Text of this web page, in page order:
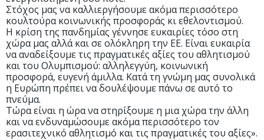
Στόχος μας να καλλιεργήσουμε ακόμα περισσότερο
κουλτούρα κοινωνικής προσφοράς κι εθελοντισμού.
Η κρίση της πανδημίας γέννησε ευκαιρίες τόσο στη
χώρα μας αλλά και σε ολόκληρη την ΕΕ. Είναι ευκαιρία
να αναδείξουμε τις πραγματικές αξίες του αθλητισμού
και του Ολυμπισμού: αλληλεγγύη, κοινωνική
προσφορά, ευγενή άμιλλα. Κατά τη γνώμη μας συνολικά
η Ευρώπη πρέπει να δουλέψουμε πάνω σε αυτό το
πνεύμα.
Τώρα είναι η ώρα να στηρίξουμε η μια χώρα την άλλη
και να ενδυναμώσουμε ακόμα περισσότερο τον
ερασιτεχνικό αθλητισμό και τις πραγματικές του αξίες».